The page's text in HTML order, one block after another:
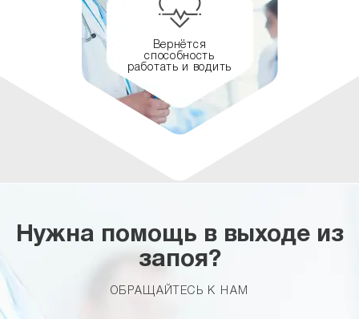
Вернётся
способность
работать и водить
Нужна помощь в выходе из
запоя?
ОБРАЩАЙТЕСЬ К НАМ